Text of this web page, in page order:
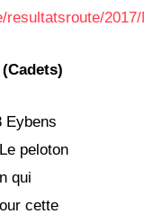
Eybens
peloton
qui
cette